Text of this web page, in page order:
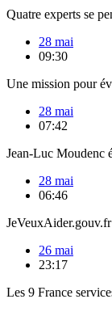
Quatre experts se
28 mai
09:30
Une mission pour
28 mai
07:42
Jean-Luc Moudenc
28 mai
06:46
26 mai
23:17
Les 9 France